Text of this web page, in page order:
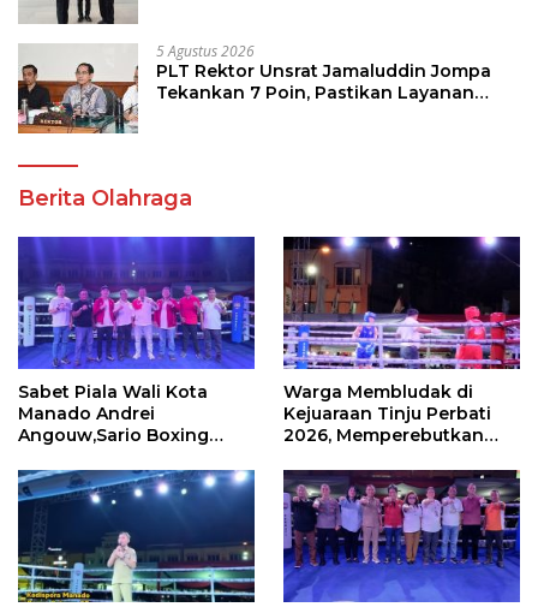
5 Agustus 2026
PLT Rektor Unsrat Jamaluddin Jompa
Tekankan 7 Poin, Pastikan Layanan
Berita Olahraga
Sabet Piala Wali Kota
Manado Andrei
Angouw,Sario Boxing
Perbati 2026
Warga Membludak di
Kejuaraan Tinju Perbati
2026, Memperebutkan